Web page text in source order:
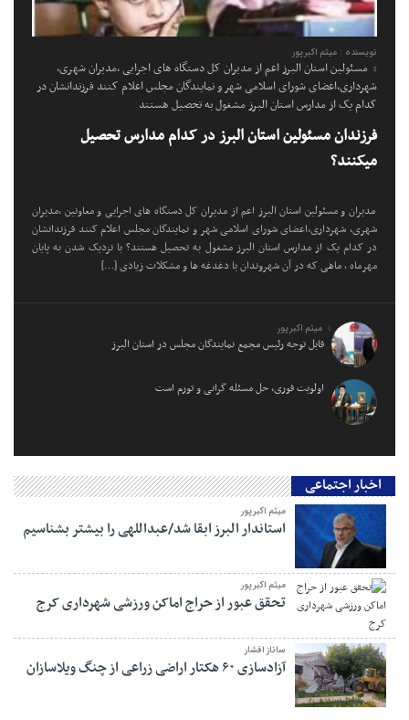
نویسنده : میثم اکبرپور
مسئولین استان البرز اعم از مدیران کل دستگاه های اجرایی ،مدیران شهری،
شهرداری،اعضای شورای اسلامی شهر و نمایندگان مجلس اعلام کنند فرزندانشان در
کدام یک از مدارس استان البرز مشغول به تحصیل هستند
فرزندان مسئولین استان البرز در کدام مدارس تحصیل
میکنند؟
مدیران و مسئولین استان البرز اعم از مدیران کل دستگاه های اجرایی و معاونین ،مدیران
شهری، شهرداری،اعضای شورای اسلامی شهر و نمایندگان مجلس اعلام کنند فرزندانشان
در کدام یک از مدارس استان البرز مشغول به تحصیل هستند؟ با نزدیک شدن به پایان
مهرماه ، ماهی که در آن شهروندان با دغدغه ها و مشکلات زیادی […]
میثم اکبرپور
قابل توجه رئیس مجمع نمایندگان مجلس در استان البرز
اولویت فوری، حل مسئله گرانی و تورم است
اخبار اجتماعی
میثم اکبرپور
استاندار البرز ابقا شد/عبداللهی را بیشتر بشناسیم
میثم اکبرپور
تحقق عبور از حراج اماکن ورزشی شهرداری کرج
ساناز افشار
آزادسازی ۶۰ هکتار اراضی زراعی از چنگ ویلاسازان